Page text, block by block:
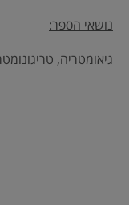
נושאי הספר:
גיאומטריה,